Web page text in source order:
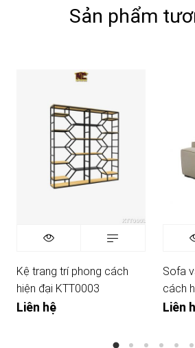
Sản phẩm
Kệ trang trí phong cách
hiện đại KTT0003
Liên hệ
Sofa
cách
Liên